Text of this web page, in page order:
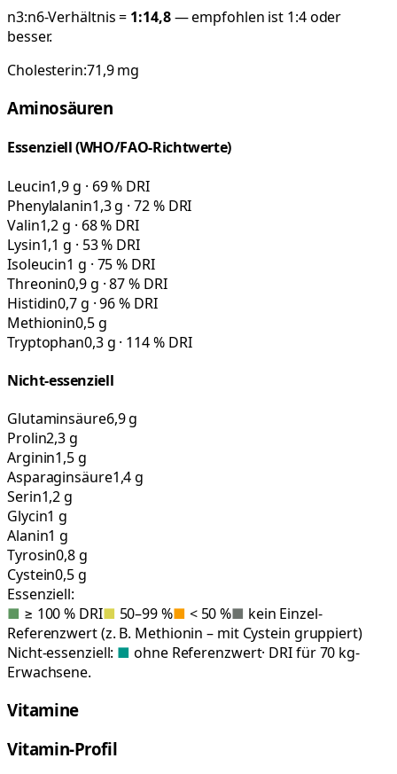
n3:n6-Verhältnis = 1:14,8— empfohlen ist 1:4 oder
besser.
Cholesterin:71,9mg
Aminosäuren
Essenziell (WHO/FAO-Richtwerte)
Leucin1,9 g · 69 % DRI
Phenylalanin1,3 g · 72 % DRI
Valin1,2 g · 68 % DRI
Lysin1,1 g · 53 % DRI
Isoleucin1 g · 75 % DRI
Threonin0,9 g · 87 % DRI
Histidin0,7 g · 96 % DRI
Methionin0,5 g
Tryptophan0,3 g · 114 % DRI
Nicht-essenziell
Glutaminsäure6,9 g
Prolin2,3 g
Arginin1,5 g
Asparaginsäure1,4 g
Serin1,2 g
Glycin1 g
Alanin1 g
Tyrosin0,8 g
Cystein0,5 g
Essenziell:
■ ≥ 100 % DRI■ 50–99 %■ < 50 %■ kein Einzel-
Referenzwert (z. B. Methionin – mit Cystein gruppiert)
Nicht-essenziell: ■ ohne Referenzwert· DRI für 70 kg-
Erwachsene.
Vitamine
Vitamin-Profil